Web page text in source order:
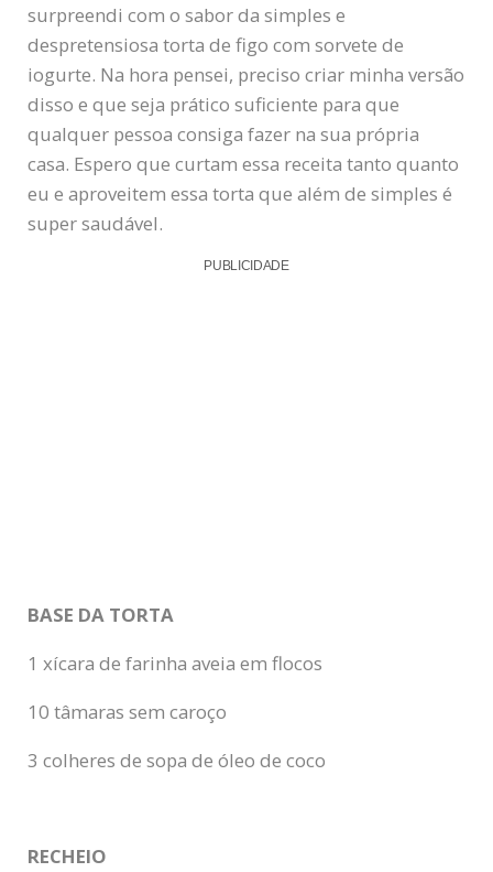
surpreendi com o sabor da simples e
despretensiosa torta de figo com sorvete de
iogurte. Na hora pensei, preciso criar minha versão
disso e que seja prático suficiente para que
qualquer pessoa consiga fazer na sua própria
casa. Espero que curtam essa receita tanto quanto
eu e aproveitem essa torta que além de simples é
super saudável.
PUBLICIDADE
BASE DA TORTA
1 xícara de farinha aveia em flocos
10 tâmaras sem caroço
3 colheres de sopa de óleo de coco
RECHEIO